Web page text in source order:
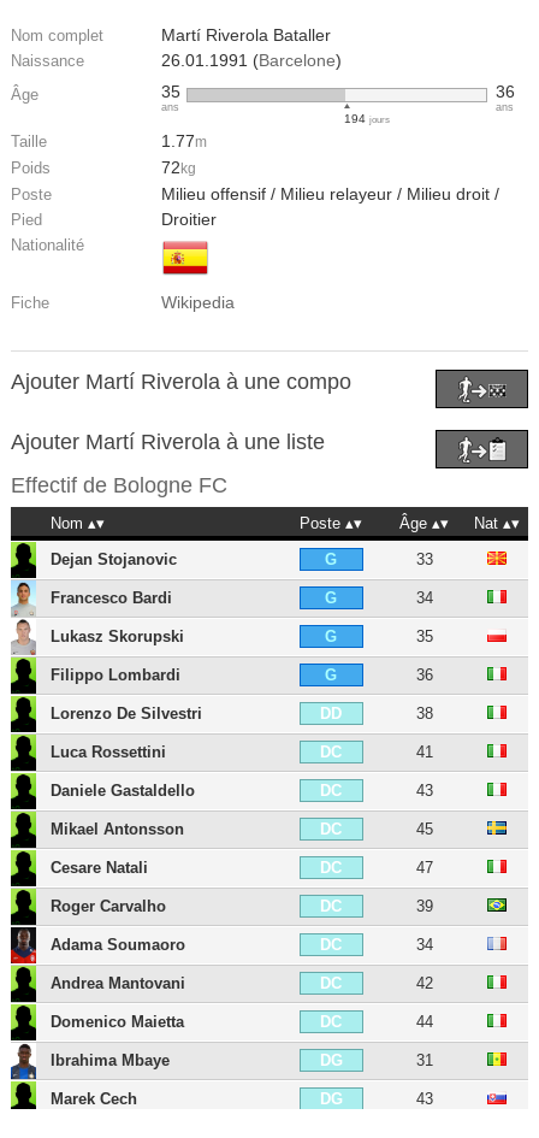
Nom complet Martí Riverola Bataller
Naissance 26.01.1991 (Barcelone)
Âge 35
ans
194jours
36
ans
Taille 1.77m
Poids 72 kg
Poste Milieu offensif / Milieu relayeur / Milieu droit /
Pied Droitier
Nationalité
Fiche Wikipedia
Ajouter Martí Riverola à une compo
Ajouter Martí Riverola à une liste
Effectif de Bologne FC
Nom Poste Âge
Nat
Dejan Stojanovic
G 33
Francesco Bardi G 34
Lukasz Skorupski G 35
Filippo Lombardi G 36
Lorenzo De Silvestri DD 38
Luca Rossettini DC 41
Daniele Gastaldello DC 43
Mikael Antonsson DC 45
Cesare Natali DC 47
Roger Carvalho DC 39
Adama Soumaoro DC 34
Andrea Mantovani DC 42
Domenico Maietta DC 44
Ibrahima Mbaye DG 31
Marek Cech DG 43